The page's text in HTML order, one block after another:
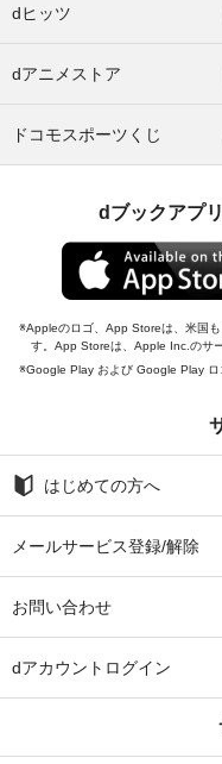
dヒッツ
dアニメストア
ドコモスポーツくじ
dブックアプ
Appleのロゴ、App Storeは、米国
す。App Storeは、Apple Inc.のサ
Google Play および Google Play ロ
はじめての方へ
メールサービス登録/解除
お問い合わせ
dアカウントログイン